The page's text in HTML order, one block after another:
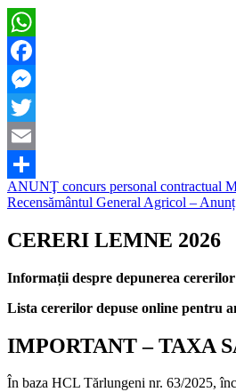
WhatsApp
Facebook
Messenger
Twitter
Email
Partajează
Navigare
în
articole
ANUNŢ concurs personal contractual
Recensământul General Agricol –
CERERI LEMNE 2026
Informații despre depunerea
Lista cererilor depuse online pentru
IMPORTANT – TAXA
În baza HCL Tărlungeni nr. 63/2025,